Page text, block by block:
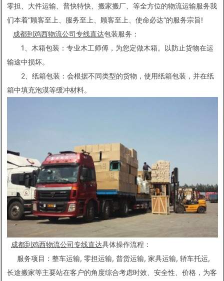
零担、大件运输、普快特快、搬家搬厂、等全方位的物流运输服务我
们本着“顾客至上、服务至上、顾客至上、使命必达”的服务宗旨!
成都到鸡西物流公司专线直达包装服务：
1、木箱包装：专业木工师傅，为您定做木箱。以防止货物在运
输途中损坏。
2、纸箱包装：会根据不同类型的货物，使用纸箱包装，并在纸
箱中填充泡漠等缓冲材料。
成都到鸡西物流公司专线直达具体操作流程：
服务项目：整车运输, 零担运输, 普货运输, 家具运输, 轿车托运,
长途搬家等主要站在客户的角度综合考虑时效、安全性、价格，为客